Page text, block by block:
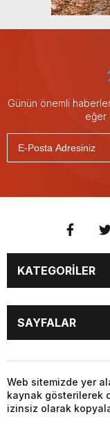
Günün önemli
eğer
KATEGORİLER
GÜNDEM
DÜNYA
EKONOMİ
SAYFALAR
DÜNYA
EKONOMİ
Web sitemizde yer
kaynak gösterilerek
izinsiz olarak